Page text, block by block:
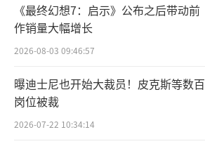
《最终幻想7：启示》公布之后带动前
作销量大幅增长
2026-08-03 09:46:57
曝迪士尼也开始大裁员！皮克斯等数百
岗位被裁
2026-07-22 10:34:14